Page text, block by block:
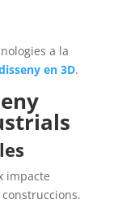
a la
en 3D.
impacte